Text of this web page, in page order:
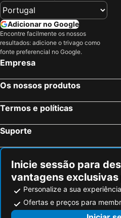
Adicionar no Google
Encontre facilmente os nossos
resultados: adicione o trivago como
fonte preferencial no Google.
Empresa
Os nossos produtos
Termos e políticas
Suporte
Inicie sessão para
vantagens
Personalize a sua experiência
Ofertas e preços para